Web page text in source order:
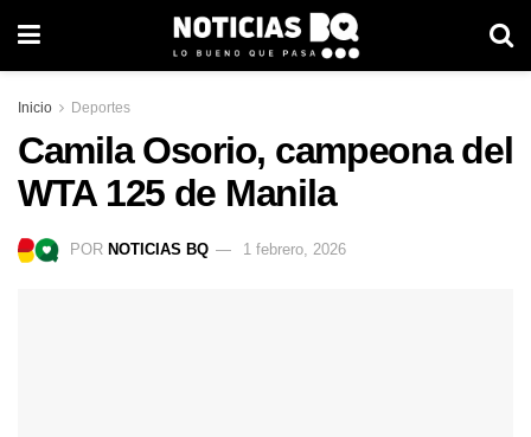
Inicio Deportes
Camila Osorio, campeona del
WTA 125 de Manila
POR NOTICIAS BQ 1 febrero, 2026